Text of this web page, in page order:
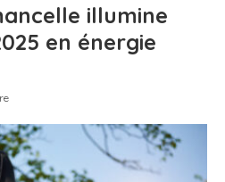
illumine
en énergie